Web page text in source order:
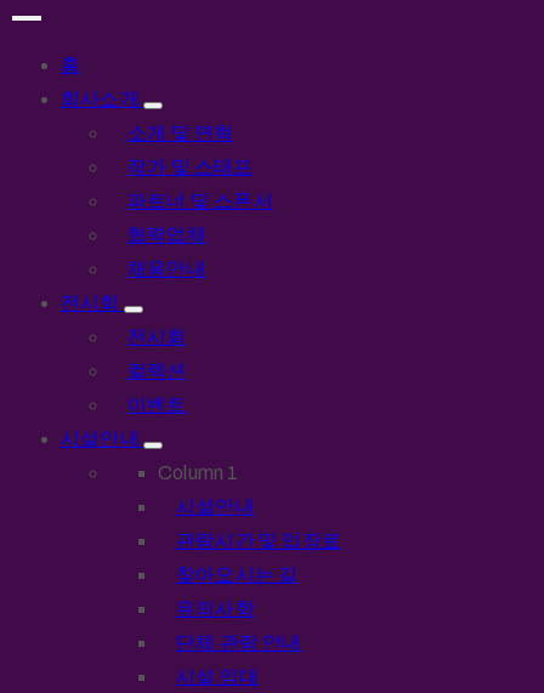
홈
회사소개
소개 및 연혁
작가 및 스태프
파트너 및 스폰서
협력업체
채용안내
전시회
전시회
컬렉션
이벤트
시설안내
Column 1
시설안내
관람시간 및 입장료
찾아오시는 길
유의사항
단체 관람 안내
시설 임대